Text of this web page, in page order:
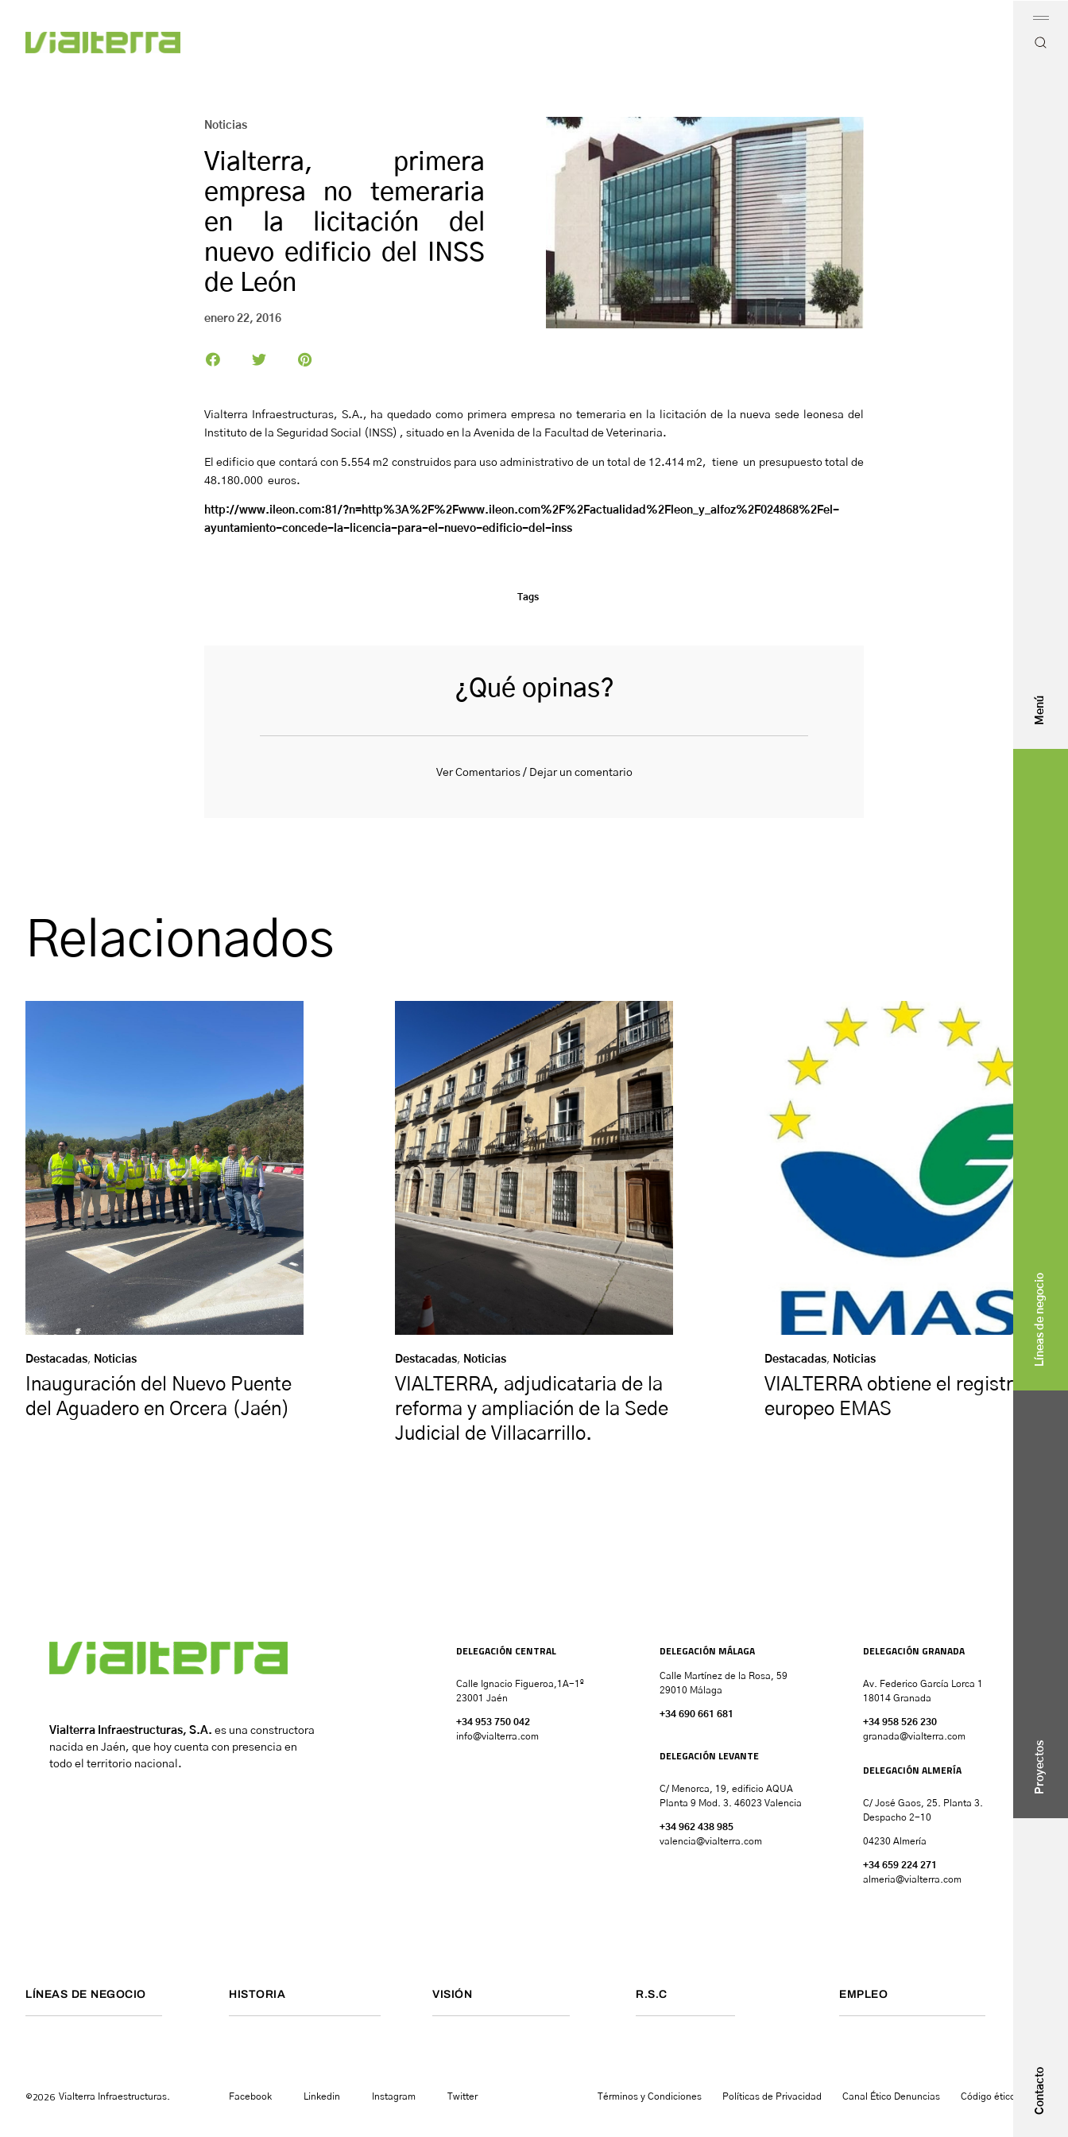
Menú
Líneas de negocio
Proyectos
Contacto
Noticias
Vialterra, primera
empresa no temeraria
en la licitación del
nuevo edificio del INSS
de León
enero 22, 2016
Vialterra Infraestructuras, S.A., ha quedado como primera empresa no temeraria en la licitación de la nueva sede leonesa del
Instituto de la Seguridad Social (INSS) , situado en la Avenida de la Facultad de Veterinaria.
El edificio que contará con 5.554 m2 construidos para uso administrativo de un total de 12.414 m2, tiene un presupuesto total de
48.180.000 euros.
http://www.ileon.com:81/?n=http%3A%2F%2Fwww.ileon.com%2F%2Factualidad%2Fleon_y_alfoz%2F024868%2Fel-
ayuntamiento-concede-la-licencia-para-el-nuevo-edificio-del-inss
Tags
¿Qué opinas?
Ver Comentarios / Dejar un comentario
Relacionados
Destacadas, Noticias
Inauguración del Nuevo Puente
del Aguadero en Orcera (Jaén)
Destacadas, Noticias
VIALTERRA, adjudicataria de la
reforma y ampliación de la Sede
Judicial de Villacarrillo.
Destacadas, Noticias
VIALTERRA obtiene el registro
europeo EMAS
Vialterra Infraestructuras, S.A. es una constructora
nacida en Jaén, que hoy cuenta con presencia en
todo el territorio nacional.
DELEGACIÓN CENTRAL
Calle Ignacio Figueroa,1A-1º
23001 Jaén
+34 953 750 042
info@vialterra.com
DELEGACIÓN MÁLAGA
Calle Martínez de la Rosa, 59
29010 Málaga
+34 690 661 681
DELEGACIÓN LEVANTE
C/ Menorca, 19, edificio AQUA
Planta 9 Mod. 3. 46023 Valencia
+34 962 438 985
valencia@vialterra.com
DELEGACIÓN GRANADA
Av. Federico García Lorca 1
18014 Granada
+34 958 526 230
granada@vialterra.com
DELEGACIÓN ALMERÍA
C/ José Gaos, 25. Planta 3.
Despacho 2-10
04230 Almería
+34 659 224 271
almeria@vialterra.com
LÍNEAS DE NEGOCIO HISTORIA VISIÓN R.S.C EMPLEO
©2026 Vialterra Infraestructuras. Facebook Linkedin Instagram Twitter Términos y Condiciones Políticas de Privacidad Canal Ético Denuncias Código ético